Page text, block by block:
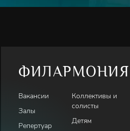
ФИЛАРМОНИЯ
Вакансии
Залы
Репертуар
Коллективы и
солисты
Детям